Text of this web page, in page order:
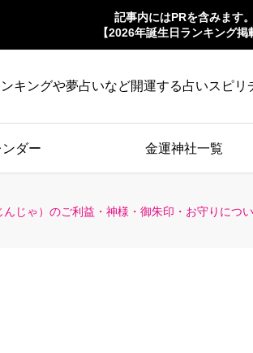
記事内にはPRを含みます。
【2026年誕生日ランキング掲
キングや夢占いなど開運する占いスピリ
ダー 金運神社一覧
じゃ）のご利益・神様・御朱印・お守りに